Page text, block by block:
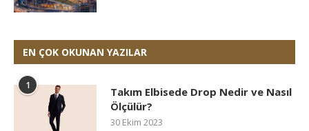
EN ÇOK OKUNAN YAZILAR
1
Takım Elbisede Drop Nedir ve Nasıl
Ölçülür?
30 Ekim 2023